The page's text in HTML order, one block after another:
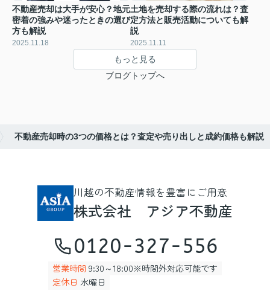
不動産売却は大手が安心？地元
密着の強みや迷ったときの選び
方も解説
2025.11.18
土地を売却する際の流れは？査
定方法と販売活動についても解
説
2025.11.11
もっと見る
ブログトップへ
不動産売却時の3つの価格とは？査定や売り出しと成約価格も解説
川越の不動産情報を豊富にご用意
株式会社 アジア不動産
0120-327-556
営業時間 9:30～18:00※時間外対応可能です
定休日 水曜日